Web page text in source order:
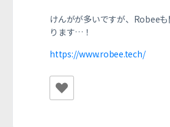
けんがが多いですが、Robee
ります…！
https://www.robee.tech/